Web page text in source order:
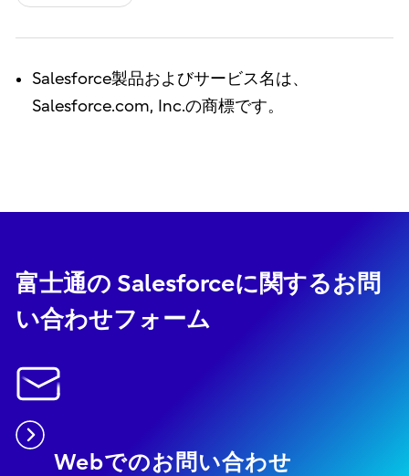
Salesforce製品およびサービス名は、
Salesforce.com, Inc.の商標です。
富士通の Salesforceに関するお問
い合わせフォーム
Webでのお問い合わせ